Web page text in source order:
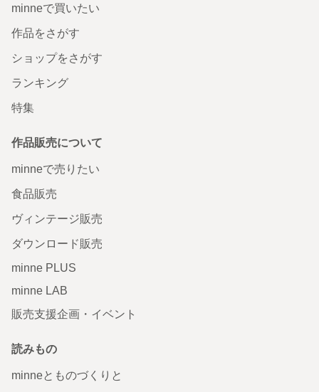
minneで買いたい
作品をさがす
ショップをさがす
ランキング
特集
作品販売について
minneで売りたい
食品販売
ヴィンテージ販売
ダウンロード販売
minne PLUS
minne LAB
販売支援企画・イベント
読みもの
minneとものづくりと